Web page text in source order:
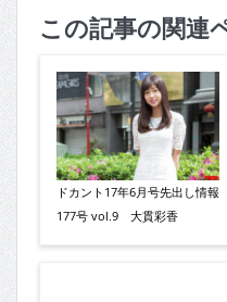
この記事の関連
ドカント17年6月号先出し情報
177号 vol.9 大貫彩香